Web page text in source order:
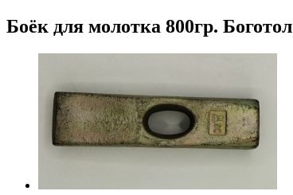
Боёк для молотка 800гр. Боготол